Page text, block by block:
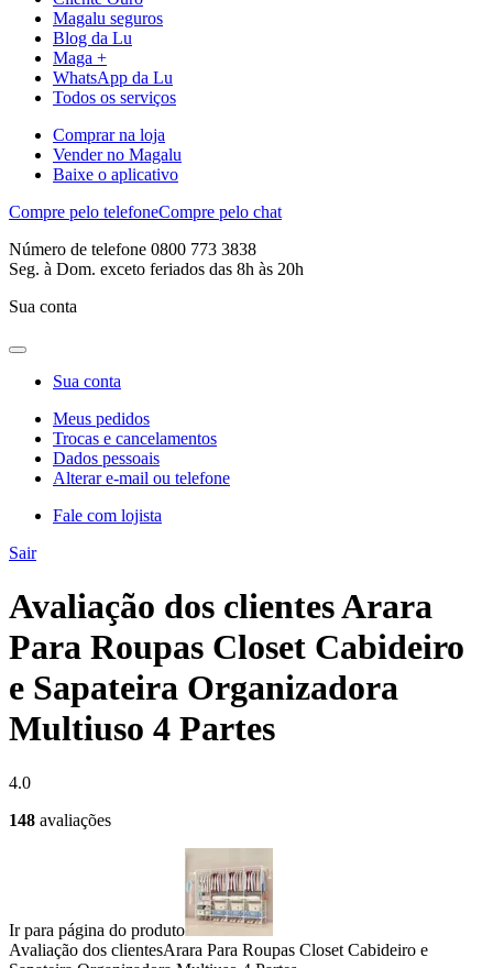
Magalu seguros
Blog da Lu
Maga +
WhatsApp da Lu
Todos os serviços
Comprar na loja
Vender no Magalu
Baixe o aplicativo
Compre pelo telefoneCompre pelo chat
Número de telefone 0800 773 3838
Seg. à Dom. exceto feriados das 8h às 20h
Sua conta
Sua conta
Meus pedidos
Trocas e cancelamentos
Dados pessoais
Alterar e-mail ou telefone
Fale com lojista
Sair
Avaliação dos clientes Arara
Para Roupas Closet Cabideiro
e Sapateira Organizadora
Multiuso 4 Partes
4.0
148 avaliações
Ir para página do produto
Avaliação dos clientesArara Para Roupas Closet Cabideiro e